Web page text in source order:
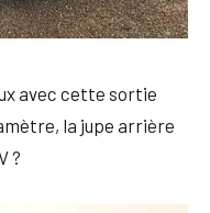
avec cette sortie
la jupe arrière
?